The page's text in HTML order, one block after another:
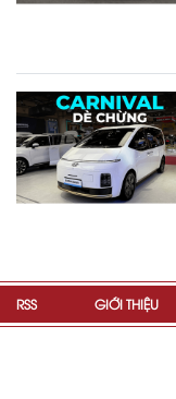
RSS GIỚI THIỆU